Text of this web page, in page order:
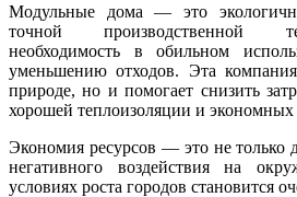
Модульные дома — это
точной производственной
необходимость в обильном
уменьшению отходов. Эта
природе, но и помогает снизить
хорошей теплоизоляции и
Экономия ресурсов — это не только
негативного воздействия на
условиях роста городов становится